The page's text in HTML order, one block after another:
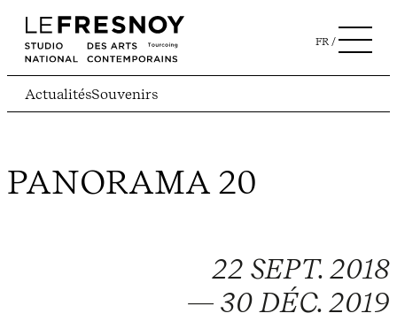
FR
ActualitésSouvenirs
PANORAMA 20
22 SEPT. 2018
— 30 DÉC. 2019